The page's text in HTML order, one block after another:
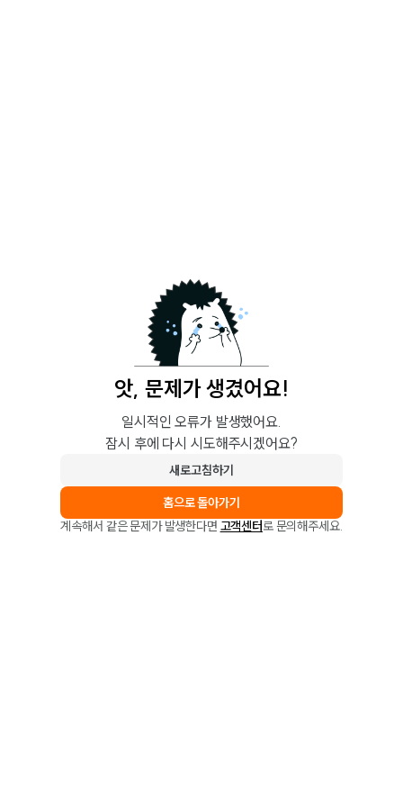
앗, 문제가 생겼어요!
일시적인 오류가 발생했어요.
잠시 후에 다시 시도해주시겠어요?
새로고침하기
홈으로 돌아가기
계속해서 같은 문제가 발생한다면 고객센터로 문의해주세요.